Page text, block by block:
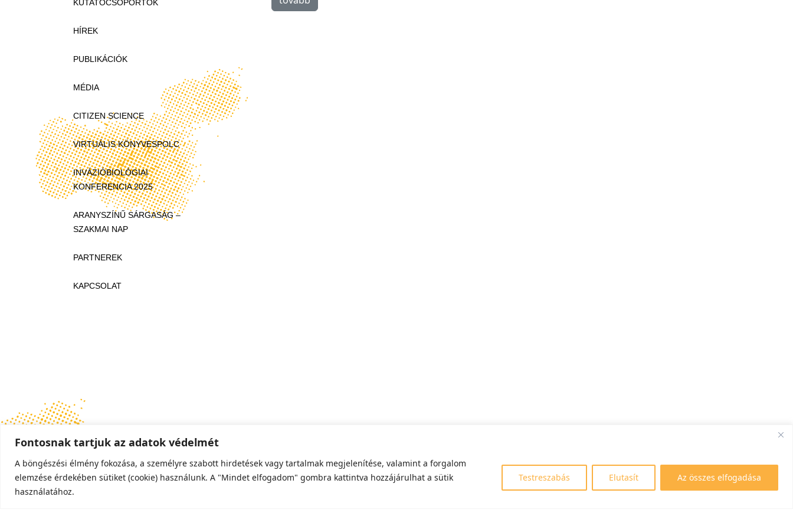
Fontosnak tartjuk az adatok védelmét
A böngészési élmény fokozása, a személyre szabott hirdetések vagy tartalmak megjelenítése, valamint a forgalom
elemzése érdekében sütiket (cookie) használunk. A "Mindet elfogadom" gombra kattintva hozzájárulhat a sütik
használatához.
Testreszabás Elutasít Az összes elfogadása
KUTATÓCSOPORTOK
HÍREK
PUBLIKÁCIÓK
MÉDIA
CITIZEN SCIENCE
VIRTUÁLIS KÖNYVESPOLC
INVÁZIÓBIOLÓGIAI
KONFERENCIA 2025
ARANYSZÍNŰ SÁRGASÁG –
SZAKMAI NAP
PARTNEREK
KAPCSOLAT